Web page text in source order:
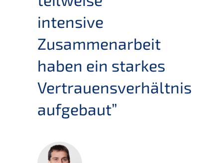
intensive
Zusammenarbeit
haben ein starkes
Vertrauensverhältnis
aufgebaut”